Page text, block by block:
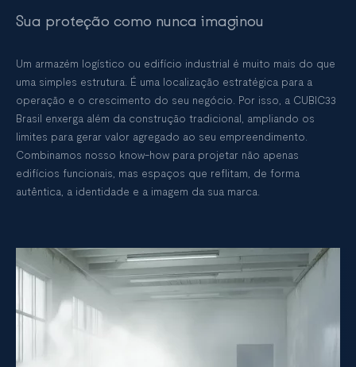
Sua proteção como nunca imaginou
Um armazém logístico ou edifício industrial é muito mais do que
uma simples estrutura. É uma localização estratégica para a
operação e o crescimento do seu negócio. Por isso, a CUBIC33
Brasil enxerga além da construção tradicional, ampliando os
limites para gerar valor agregado ao seu empreendimento.
Combinamos nosso know-how para projetar não apenas
edifícios funcionais, mas espaços que reflitam, de forma
autêntica, a identidade e a imagem da sua marca.